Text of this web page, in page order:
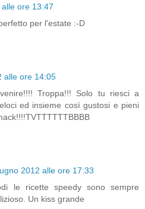
ore 13:47
per l'estate :-D
alle ore 14:05
Troppa!!! Solo tu riesci a
ed insieme così gustosi e pieni
2012 alle ore 17:33
le ricette speedy sono sempre
Un kiss grande